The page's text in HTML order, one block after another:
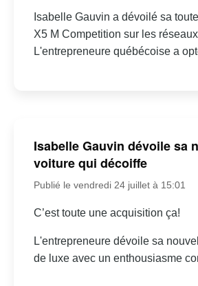
Isabelle Gauvin a dévoilé sa
X5 M Competition sur les
L'entrepreneure québécoise a
Isabelle Gauvin dévoile sa
voiture qui décoiffe
Publié le vendredi 24 juillet à 15:01
C’est toute une acquisition ça!
L'entrepreneure dévoile sa
de luxe avec un enthousiasme